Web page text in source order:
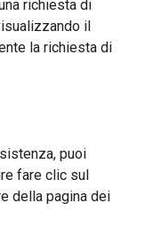
richiesta di
il
la richiesta di
puoi
fare clic sul
della pagina dei